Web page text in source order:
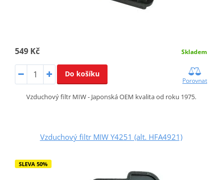
549 Kč Skladem
Do košíku
Porovnat
Vzduchový filtr MIW - Japonská OEM kvalita od roku 1975.
Vzduchový filtr MIW Y4251 (alt. HFA4921)
SLEVA 50%